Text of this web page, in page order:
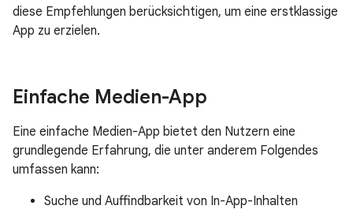
diese Empfehlungen berücksichtigen, um eine erstklassige
App zu erzielen.
Einfache Medien-App
Eine einfache Medien-App bietet den Nutzern eine
grundlegende Erfahrung, die unter anderem Folgendes
umfassen kann:
Suche und Auffindbarkeit von In-App-Inhalten